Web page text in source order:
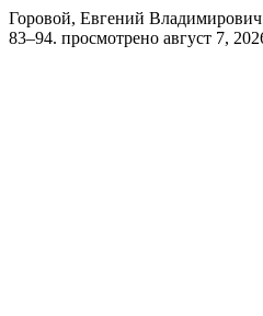
Горовой, Евгений
83–94. просмотрено август 7,